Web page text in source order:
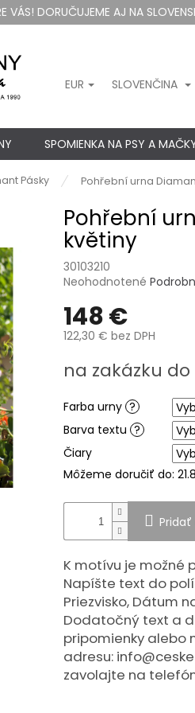
DORUČUJEME AJ NA
EUR SLOVENČINA
SPOMIENKA NA PSY A
Pásky Pohřební urna
Pohřební
květiny
30103210
Priemerné
produktu
je
0,0
5
Neohodnotené
148 €
122,30 € bez DPH
cena:
na zakázku do
Farba urny ?
Barva textu ?
Čiary
Môžeme doručiť do:
Pridať
K motívu je možné
Napíšte text do
Priezvisko, Dátum
Dodatočný text a
pripomienky alebo
adresu:
zavolajte na